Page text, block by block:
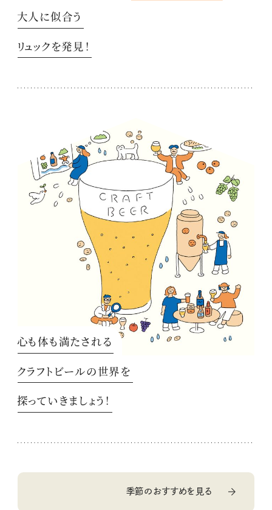
大人に似合う
リュックを発見！
心も体も満たされる
クラフトビールの世界を
探っていきましょう！
季節のおすすめを見る